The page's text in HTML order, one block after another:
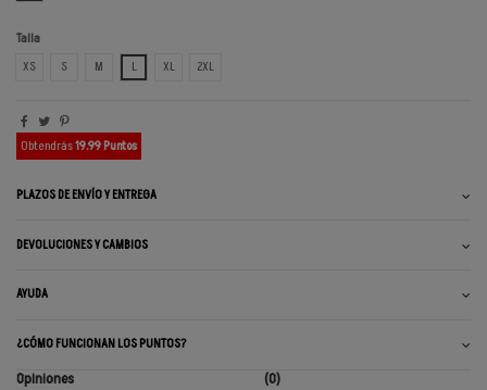
Talla
XS
S M L XL 2XL
Obtendrás19.99 Puntos
PLAZOS DE ENVÍO Y ENTREGA
DEVOLUCIONES Y CAMBIOS
AYUDA
¿CÓMO FUNCIONAN LOS PUNTOS?
Opiniones (0)